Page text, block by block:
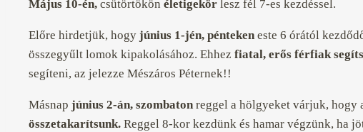
Május 10-én, csütörtökön életigekör lesz fél 7-es kezdéssel.
Előre hirdetjük, hogy június 1-jén, pénteken este 6 órától
összegyűlt lomok kipakolásához. Ehhez fiatal, erős férfiak
segíteni, az jelezze Mészáros Péternek!!
Másnap június 2-án, szombaton reggel a hölgyeket várjuk, hogy
összetakarítsunk. Reggel 8-kor kezdünk és hamar végzünk, ha